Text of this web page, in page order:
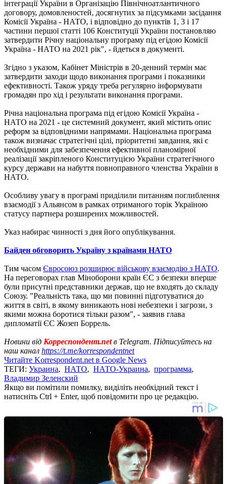
інтеграції України в Організацію Північноатлантичного
договору, домовленостей, досягнутих за підсумками засідання
Комісії Україна - НАТО, і відповідно до пунктів 1, 3 і 17
частини першої статті 106 Конституції України постановляю
затвердити Річну національну програму під егідою Комісії
Україна - НАТО на 2021 рік", - йдеться в документі.
Згідно з указом, Кабінет Міністрів в 20-денний термін має
затвердити заходи щодо виконання програми і показники
ефективності. Також уряду треба регулярно інформувати
громадян про хід і результати виконання програми.
Річна національна програма під егідою Комісії Україна -
НАТО на 2021 - це системний документ, який містить опис
реформ за відповідними напрямами. Національна програма
також визначає стратегічні цілі, пріоритетні завдання, які є
необхідними для забезпечення ефективної планомірної
реалізації закріпленого Конституцією України стратегічного
курсу держави на набуття повноправного членства України в
НАТО.
Особливу увагу в програмі приділили питанням поглиблення
взаємодії з Альянсом в рамках отриманого торік Україною
статусу партнера розширених можливостей.
Указ набирає чинності з дня його опублікування.
Байден обговорить Україну з країнами НАТО
Тим часом Євросоюз розширює військову взаємодію з НАТО.
На переговорах глав Міноборони країн ЄС з безпеки вперше
були присутні представники держав, що не входять до складу
Союзу. "Реальність така, що ми повинні підготуватися до
життя в світі, в якому виникають нові небезпеки і загрози, з
якими можна боротися тільки разом", - заявив глава
дипломатії ЄС Жозеп Боррель.
Новини від Корреспондент.netв Telegram. Підписуйтесь на
наш канал https://t.me/korrespondentnet
Читайте Korrespondent.net в Google News
ТЕГИ: Украина, НАТО, НАТО-Украина, программа,
Владимир Зеленский
Якщо ви помітили помилку, виділіть необхідний текст і
натисніть Ctrl + Enter, щоб повідомити про це редакцію.